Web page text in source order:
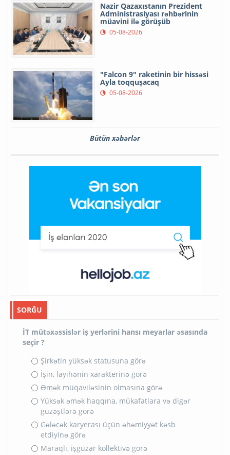
Nazir Qazaxıstanın Prezident
Administrasiyası rəhbərinin
müavini ilə görüşüb
05-08-2026
"Falcon 9" raketinin bir hissəsi
Ayla toqquşacaq
05-08-2026
Bütün xəbərlər
SORĞU
İT mütəxəssislər iş yerlərini hansı meyarlar əsasında
seçir ?
Şirkətin yüksək statusuna görə
İşin, layihənin xarakterinə görə
Əmək müqaviləsinin olmasına görə
Yüksək əmək haqqına, mükafatlara və digər
güzəştlərə görə
Gələcək karyerası üçün əhəmiyyət kəsb
etdiyinə görə
Maraqlı, işgüzar kollektivə görə